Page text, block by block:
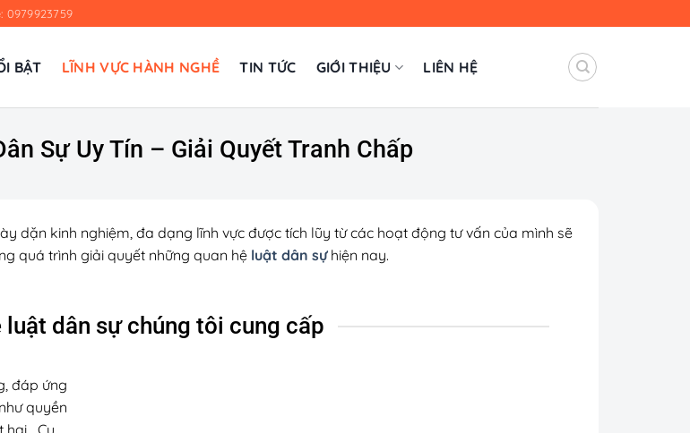
0979923759
BẬT LĨNH VỰC HÀNH NGHỀ TIN TỨC GIỚI THIỆU LIÊN HỆ
Sự Uy Tín – Giải Quyết Tranh Chấp
dặn kinh nghiệm, đa dạng lĩnh vực được tích lũy từ các hoạt động tư vấn của mình sẽ
quá trình giải quyết những quan hệ luật dân sựhiện nay.
luật dân sự chúng tôi cung cấp
đáp ứng
quyền